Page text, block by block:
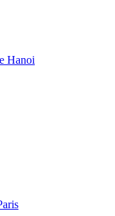
Hanoi